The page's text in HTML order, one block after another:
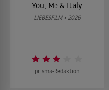
You, Me & Italy
LIEBESFILM • 2026
prisma-Redaktion